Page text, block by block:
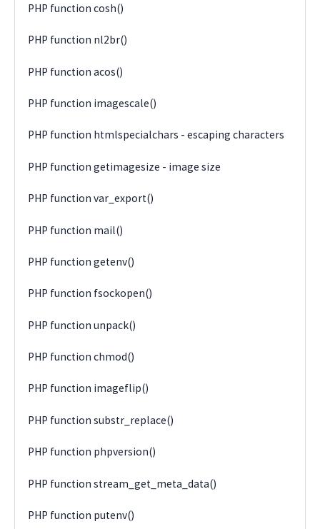
PHP function cosh()
PHP function nl2br()
PHP function acos()
PHP function imagescale()
PHP function htmlspecialchars - escaping characters
PHP function getimagesize - image size
PHP function var_export()
PHP function mail()
PHP function getenv()
PHP function fsockopen()
PHP function unpack()
PHP function chmod()
PHP function imageflip()
PHP function substr_replace()
PHP function phpversion()
PHP function stream_get_meta_data()
PHP function putenv()